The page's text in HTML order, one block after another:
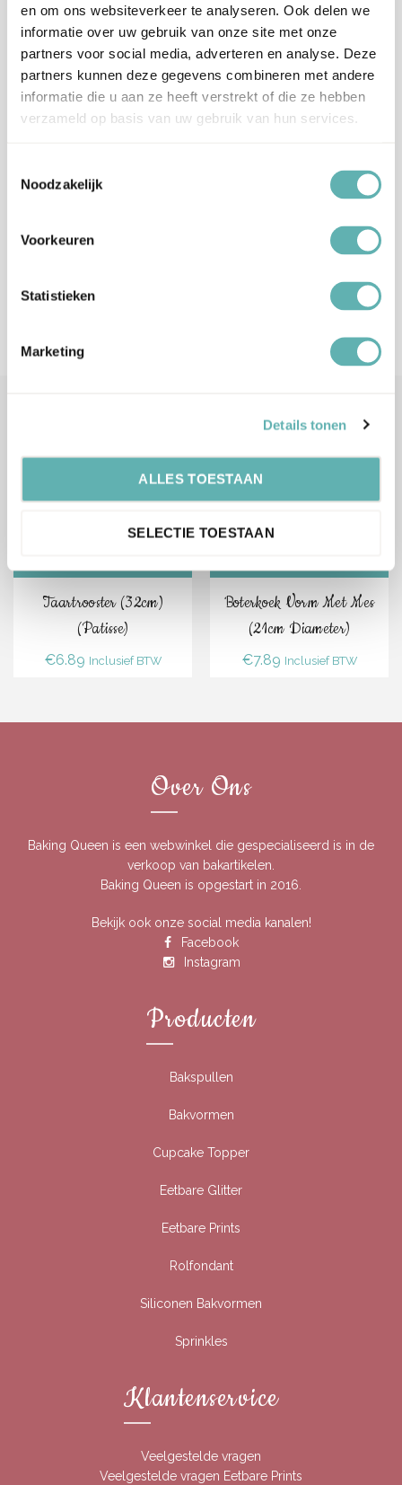
en om ons websiteverkeer te analyseren. Ook delen we
informatie over uw gebruik van onze site met onze
partners voor social media, adverteren en analyse. Deze
partners kunnen deze gegevens combineren met andere
informatie die u aan ze heeft verstrekt of die ze hebben
verzameld op basis van uw gebruik van hun services.
Noodzakelijk
Voorkeuren
Statistieken
Marketing
Details tonen
ALLES TOESTAAN
SELECTIE TOESTAAN
Let op, het is erg druk bij PostNL.
Hierdoor kan je bestelling langer onderweg zijn dan normaal
(langere levertijden), wij vragen je hiermee rekening te houden
en op tijd te bestellen.
Wij hebben helaas geen invloed op de snelheid van de
Orders boven de 65 euro (inclusief BTW) worden gratis
verzonden.
Let op, Digitale Cadeaubonnen worden niet meegenomen in het
Gerelateerde Producten
Taartrooster (32cm)
(Patisse)
€6.89 Inclusief BTW
Boterkoek Vorm Met Mes
(21cm Diameter)
€7.89 Inclusief BTW
Over Ons
Baking Queen is een webwinkel die gespecialiseerd is in de
verkoop van bakartikelen.
Baking Queen is opgestart in 2016.
Bekijk ook onze social media kanalen!
Facebook
Instagram
Producten
Bakspullen
Bakvormen
Cupcake Topper
Eetbare Glitter
Eetbare Prints
Rolfondant
Siliconen Bakvormen
Sprinkles
Klantenservice
Veelgestelde vragen
Veelgestelde vragen Eetbare Prints